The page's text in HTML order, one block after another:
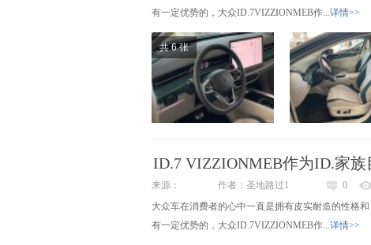
有一定优势的，大众ID.7VIZZIONMEB作...详情>>
共 6 张
ID.7 VIZZIONMEB作为ID.家
来源： 作者：圣地路过1 0
大众车在消费者的心中一直是拥有皮实耐造的性格
有一定优势的，大众ID.7VIZZIONMEB作...详情>>